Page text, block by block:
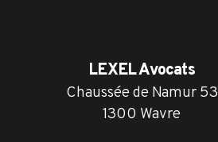
LEXEL Avocats
Chaussée de Namur 53
1300 Wavre